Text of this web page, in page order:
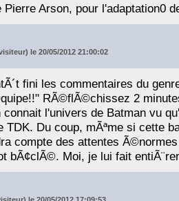
Pierre Arson, pour l'adaptation0
le 20/05/2012 21:00:02
fini les commentaires du
RÃ©flÃ©chissez 2
connait l'univers de Batman vu
TDK. Du coup, mÃªme si cette
compte des attentes
bÃ¢clÃ©. Moi, je lui fait